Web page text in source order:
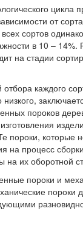
цикла
от
сортов
в 10 – 14%.
на стадии
каждого
низкого,
пороков
пороки, которые
на процесс
на их оборотной
пороки и
пороки